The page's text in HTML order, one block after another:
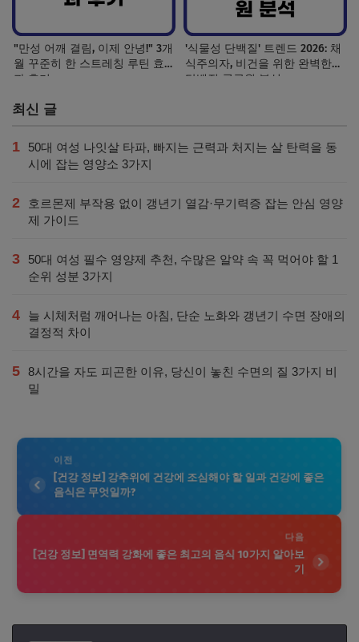
"만성 어깨 결림, 이제 안녕!" 3개
월 꾸준히 한 스트레칭 루틴 효
과 후기
'식물성 단백질' 트렌드 2026: 채
식주의자, 비건을 위한 완벽한
단백질 공급원 분석
최신 글
1
50대 여성 나잇살 타파, 빠지는 근력과 처지는 살 탄력을 동
시에 잡는 영양소 3가지
2
호르몬제 부작용 없이 갱년기 열감·무기력증 잡는 안심 영양
제 가이드
3
50대 여성 필수 영양제 추천, 수많은 알약 속 꼭 먹어야 할 1
순위 성분 3가지
4
늘 시체처럼 깨어나는 아침, 단순 노화와 갱년기 수면 장애의
결정적 차이
5 8시간을 자도 피곤한 이유, 당신이 놓친 수면의 질 3가지 비
밀
이전
[건강 정보] 강추위에 건강에 조심해야 할 일과 건강에 좋은
음식은 무엇일까?
다음
[건강 정보] 면역력 강화에 좋은 최고의 음식 10가지 알아보
기